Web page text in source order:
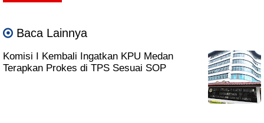
Baca Lainnya
Komisi I Kembali Ingatkan KPU Medan
Terapkan Prokes di TPS Sesuai SOP